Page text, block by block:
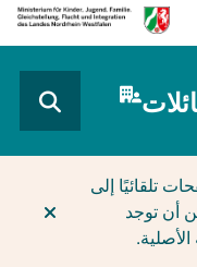
تلقائيًا إلى
أن توجد